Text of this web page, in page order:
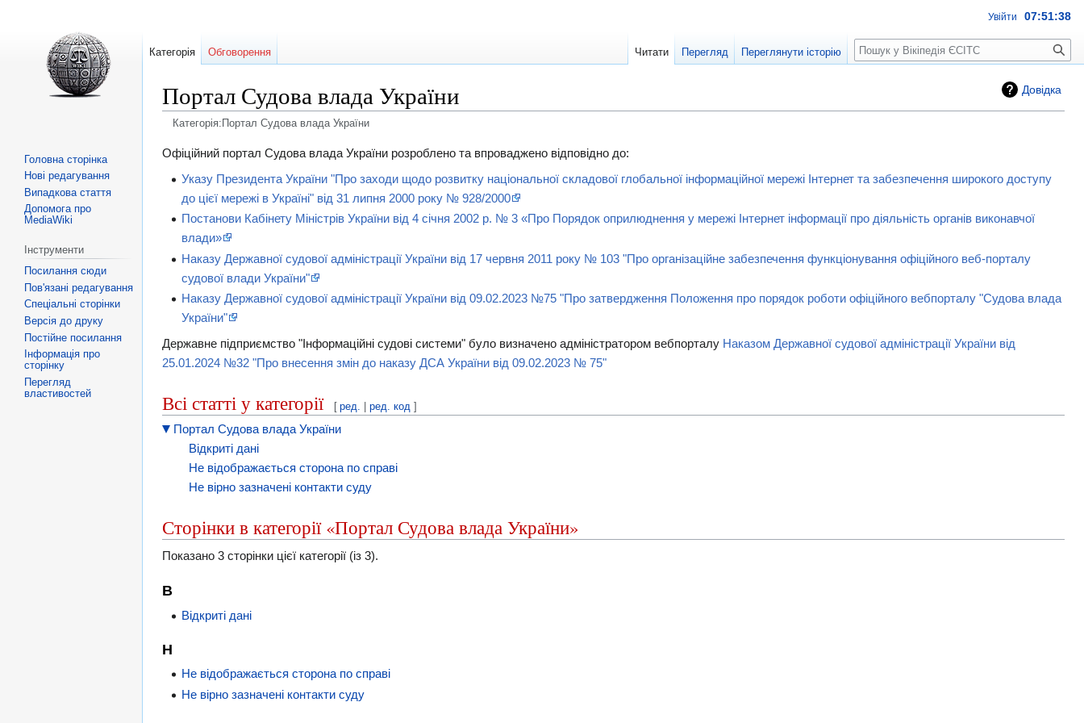
Довідка
Портал Судова влада України
Категорія:Портал Судова влада України
Перейти
Перейти
Офіційний портал Судова влада України розроблено та впроваджено відповідно до:
Указу Президента України "Про заходи щодо розвитку національної складової глобальної інформаційної мережі Інтернет та забезпечення широкого доступу
до цієї мережі в Україні" від 31 липня 2000 року № 928/2000
Постанови Кабінету Міністрів України від 4 січня 2002 р. № 3 «Про Порядок оприлюднення у мережі Інтернет інформації про діяльність органів виконавчої
влади»
Наказу Державної судової адміністрації України від 17 червня 2011 року № 103 "Про організаційне забезпечення функціонування офіційного веб-порталу
cудової влади України"
Наказу Державної судової адміністрації України від 09.02.2023 №75 "Про затвердження Положення про порядок роботи офіційного вебпорталу "Судова влада
України"
Державне підприємство "Інформаційні судові системи" було визначено адміністратором вебпорталу Наказом Державної судової адміністрації України від
25.01.2024 №32 "Про внесення змін до наказу ДСА України від 09.02.2023 № 75"
Всі статті у категорії [ ред. |ред. код ]
Портал Судова влада України
Відкриті дані
Не відображається сторона по справі
Не вірно зазначені контакти суду
Сторінки в категорії «Портал Судова влада України»
Показано 3 сторінки цієї категорії (із 3).
В
Відкриті дані
Н
Не відображається сторона по справі
Не вірно зазначені контакти суду
Увійти 07:51:38
Категорія Обговорення Читати Перегляд Переглянути історію Пошук
Головна сторінка
Нові редагування
Випадкова стаття
Допомога про
MediaWiki
Інструменти
Посилання сюди
Пов'язані редагування
Спеціальні сторінки
Версія до друку
Постійне посилання
Інформація про
сторінку
Перегляд
властивостей